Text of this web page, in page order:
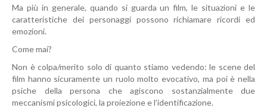
Ma più in generale, quando si guarda un film, le situazioni e le
caratteristiche dei personaggi possono richiamare ricordi ed
emozioni.
Come mai?
Non è colpa/merito solo di quanto stiamo vedendo: le scene del
film hanno sicuramente un ruolo molto evocativo, ma poi è nella
psiche della persona che agiscono sostanzialmente due
meccanismi psicologici, la proiezione e l’identificazione.